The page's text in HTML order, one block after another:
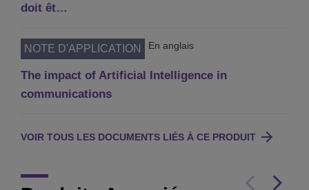
doit êt…
NOTE D'APPLICATION En anglais
The impact of Artificial Intelligence in
communications
VOIR TOUS LES DOCUMENTS LIÉS À CE PRODUIT